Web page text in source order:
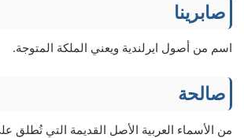
صابرينا
اسم من أصول ايرلندية ويعني الملكة المتوجة.
صالحة
من الأسماء العربية الأصل القديمة التي تُطلق